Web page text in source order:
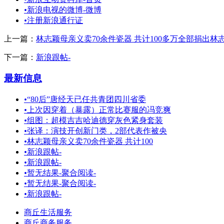
•新浪电视的微博-微博
•注册新浪通行证
上一篇： 林志颖母亲义卖70余件瓷器 共计100多万全部捐出林
下一篇： 新浪跟帖-
最新信息
•“80后”唐经天已任共青团四川省委
• 上次因穿着（暴露）正常比赛服的冯竞爽
•组图：超模吉吉哈迪德穿灰色紧身套装
•张译：演技开创新门类，2部代表作被央
•林志颖母亲义卖70余件瓷器 共计100
•新浪跟帖-
•新浪跟帖-
•暂无结果-聚合阅读-
•暂无结果-聚合阅读-
•新浪跟帖-
商丘生活服务